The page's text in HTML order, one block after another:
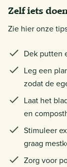
Zelf iets
Zie hier onze
Dek putten
Leg een
zodat de
Laat het
en
Stimuleer
graag
Zorg voor